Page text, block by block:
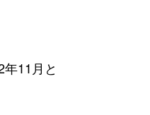
11月と